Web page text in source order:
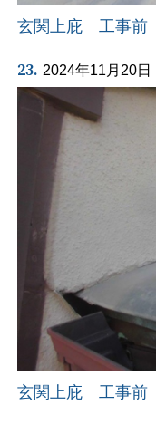
玄関上庇 工事前
23. 2024年11月20日
玄関上庇 工事前